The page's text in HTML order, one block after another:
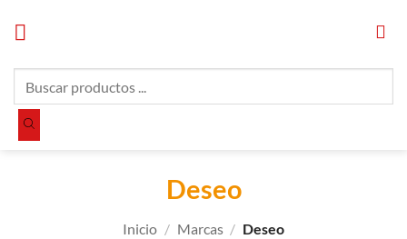
productos
Deseo
Inicio / Marcas / Deseo